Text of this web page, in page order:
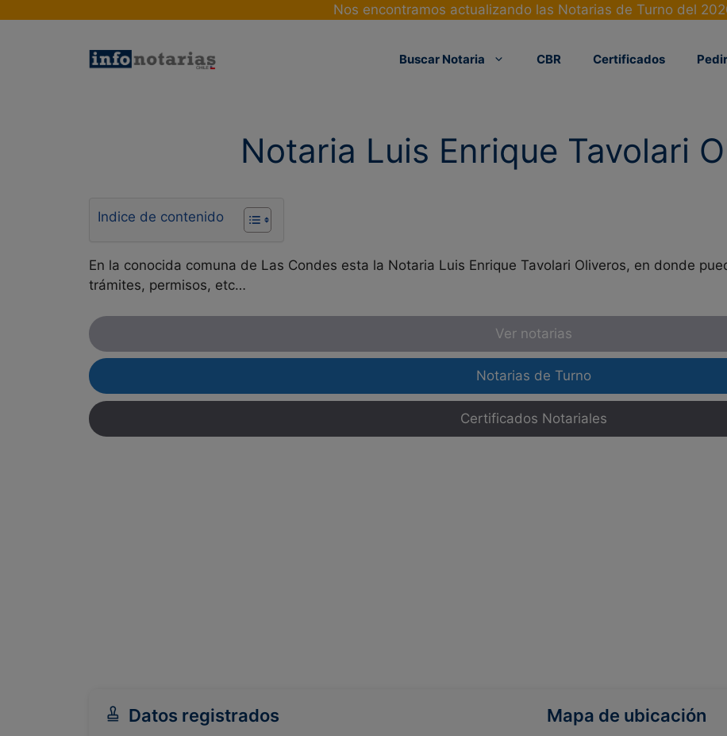
Nos encontramos actualizando las Notarias de Turno del
Buscar Notaria CBR Certificados
Notaria Luis Enrique Tavolari
Indice de contenido
En la conocida comuna de Las Condes esta la Notaria Luis Enrique Tavolari Oliveros, en donde
trámites, permisos, etc…
Ver notarias
Notarias de Turno
Certificados Notariales
Datos registrados Mapa de ubicación